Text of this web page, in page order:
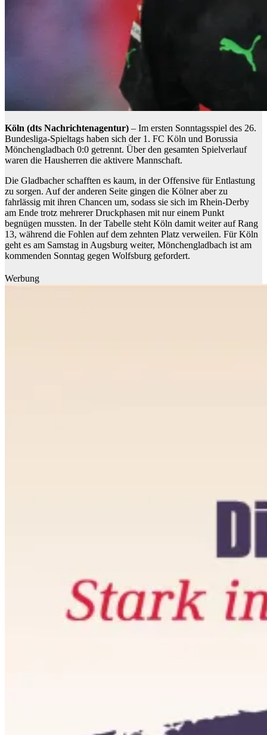
Köln (dts Nachrichtenagentur) – Im ersten Sonntagsspiel des 26.
Bundesliga-Spieltags haben sich der 1. FC Köln und Borussia
Mönchengladbach 0:0 getrennt. Über den gesamten Spielverlauf
waren die Hausherren die aktivere Mannschaft.
Die Gladbacher schafften es kaum, in der Offensive für Entlastung
zu sorgen. Auf der anderen Seite gingen die Kölner aber zu
fahrlässig mit ihren Chancen um, sodass sie sich im Rhein-Derby
am Ende trotz mehrerer Druckphasen mit nur einem Punkt
begnügen mussten. In der Tabelle steht Köln damit weiter auf Rang
13, während die Fohlen auf dem zehnten Platz verweilen. Für Köln
geht es am Samstag in Augsburg weiter, Mönchengladbach ist am
kommenden Sonntag gegen Wolfsburg gefordert.
Werbung